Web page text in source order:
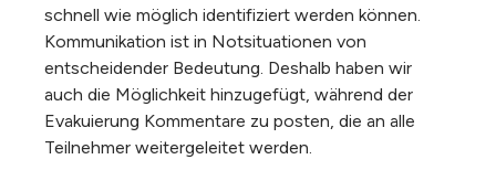
schnell wie möglich identifiziert werden können.
Kommunikation ist in Notsituationen von
entscheidender Bedeutung. Deshalb haben wir
auch die Möglichkeit hinzugefügt, während der
Evakuierung Kommentare zu posten, die an alle
Teilnehmer weitergeleitet werden.